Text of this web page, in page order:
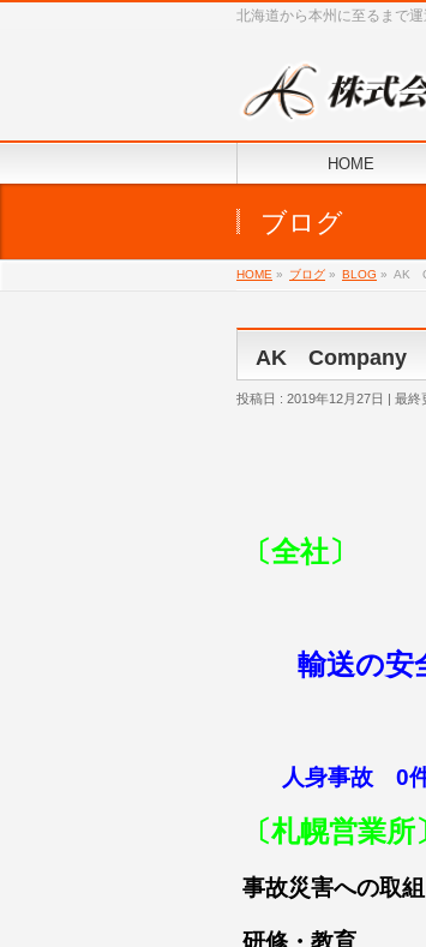
北海道から本州に至るまで
HOME
ブログ
HOME » ブログ » BLOG » AK
AK Company
投稿日 : 2019年12月27日 最終
〔全社〕
輸送の安
人身事故 0
〔札幌営業所
事故災害への取
研修・教育